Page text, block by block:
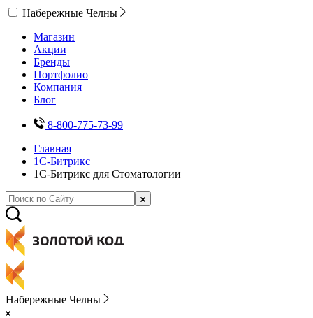
Набережные Челны
Магазин
Акции
Бренды
Портфолио
Компания
Блог
8-800-775-73-99
Главная
1С-Битрикс
1С-Битрикс для Стоматологии
Набережные Челны